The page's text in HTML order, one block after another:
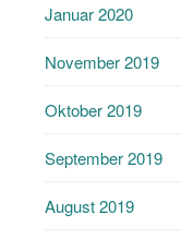
Januar 2020
November 2019
Oktober 2019
September 2019
August 2019